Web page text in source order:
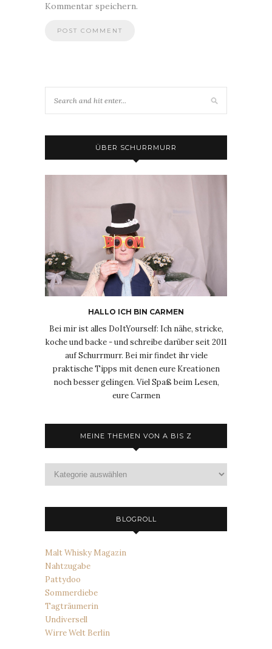
Kommentar speichern.
ÜBER SCHURRMURR
HALLO ICH BIN CARMEN
Bei mir ist alles DoItYourself: Ich nähe, stricke,
koche und backe - und schreibe darüber seit 2011
auf Schurrmurr. Bei mir findet ihr viele
praktische Tipps mit denen eure Kreationen
noch besser gelingen. Viel Spaß beim Lesen,
eure Carmen
MEINE THEMEN VON A BIS Z
Themen
BLOGROLL
Malt Whisky Magazin
Nahtzugabe
Pattydoo
Sommerdiebe
Tagträumerin
Undiversell
Wirre Welt Berlin